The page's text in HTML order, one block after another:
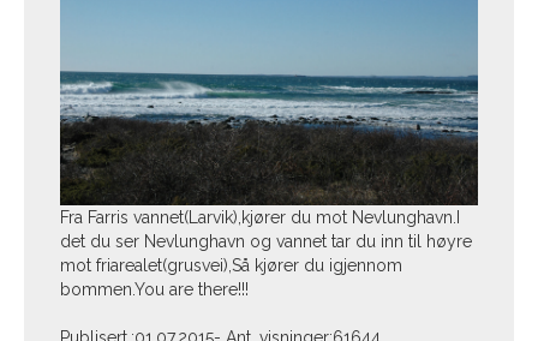
Fra Farris vannet(Larvik),kjører du mot Nevlunghavn.I
det du ser Nevlunghavn og vannet tar du inn til høyre
mot friarealet(grusvei),Så kjører du igjennom
bommen.You are there!!!